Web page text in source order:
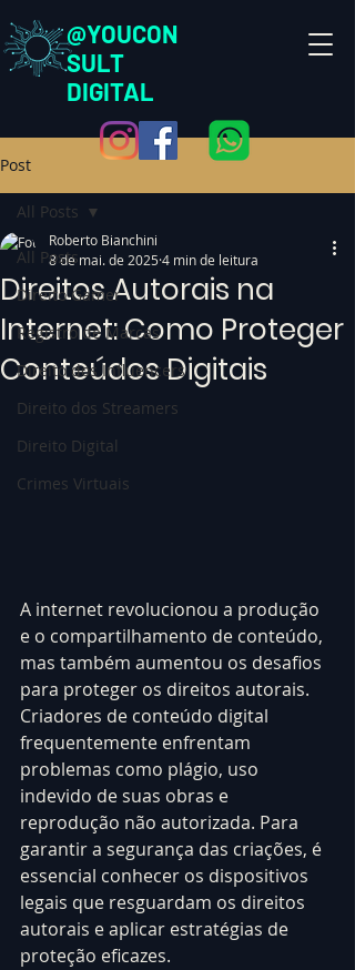
@YOUCON
SULT
DIGITAL
Post
All Posts
Direito Gamer
Registro de Marcas
Direito dos Influencers
Direito dos Streamers
Direito Digital
Crimes Virtuais
All Posts
Direitos Autorais na
Internet: Como Proteger
Conteúdos Digitais
Roberto Bianchini
8 de mai. de 2025 4 min de leitura
A internet revolucionou a produção
e o compartilhamento de conteúdo,
mas também aumentou os desafios
para proteger os direitos autorais.
Criadores de conteúdo digital
frequentemente enfrentam
problemas como plágio, uso
indevido de suas obras e
reprodução não autorizada. Para
garantir a segurança das criações, é
essencial conhecer os dispositivos
legais que resguardam os direitos
autorais e aplicar estratégias de
proteção eficazes.